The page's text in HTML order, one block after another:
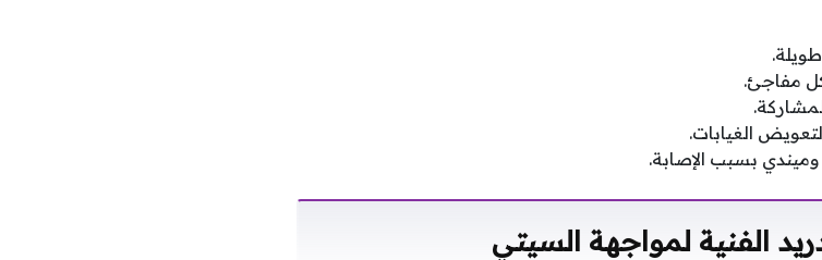
مفاجئ.
الغيابات.
وميندي بسبب الإصابة.
الفنية لمواجهة السيتي